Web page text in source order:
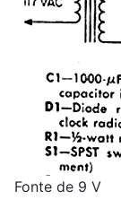
Fonte de 9 V